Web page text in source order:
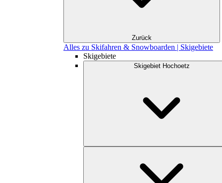
Zurück
Alles zu Skifahren & Snowboarden | Skigebiete
Skigebiete
Skigebiet Hochoetz